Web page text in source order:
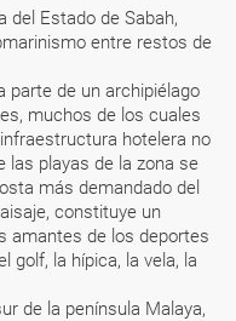
del Estado de Sabah,
entre restos de
parte de un archipiélago
muchos de los cuales
hotelera no
las playas de la zona se
más demandado del
constituye un
amantes de los deportes
golf, la hípica, la vela, la
de la península Malaya,